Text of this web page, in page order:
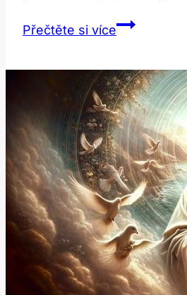
Přečtěte si vícePlastika
Porodu:
Cesta
k
Dokonalosti